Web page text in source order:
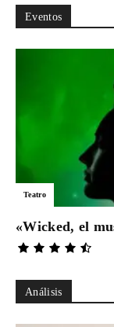
Eventos
Teatro
«Wicked, el
Análisis